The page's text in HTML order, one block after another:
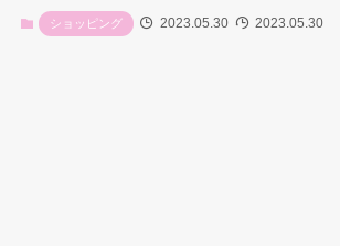
ショッピング 2023.05.30 2023.05.30